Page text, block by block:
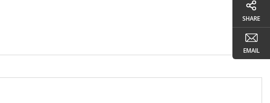
SHARE
EMAIL